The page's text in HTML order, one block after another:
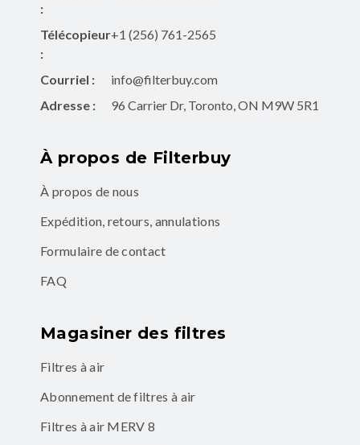
:
Télécopieur
:
+1 (256) 761-2565
Courriel :
info@filterbuy.com
Adresse :
96 Carrier Dr, Toronto, ON M9W 5R1
À propos de Filterbuy
À propos de nous
Expédition, retours, annulations
Formulaire de contact
FAQ
Magasiner des filtres
Filtres à air
Abonnement de filtres à air
Filtres à air MERV 8